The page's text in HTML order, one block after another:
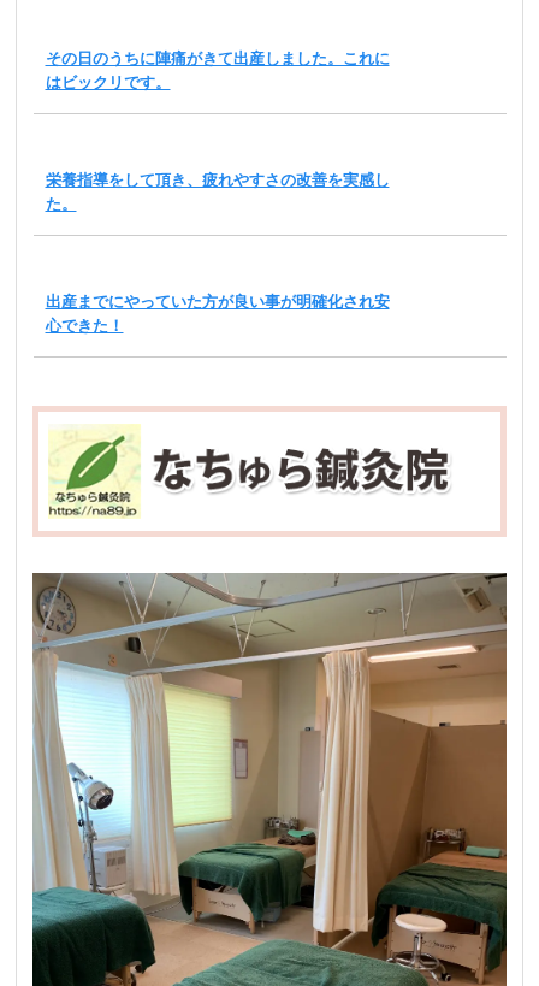
その日のうちに陣痛がきて出産しました。これに
はビックリです。
栄養指導をして頂き、疲れやすさの改善を実感し
た。
出産までにやっていた方が良い事が明確化され安
心できた！